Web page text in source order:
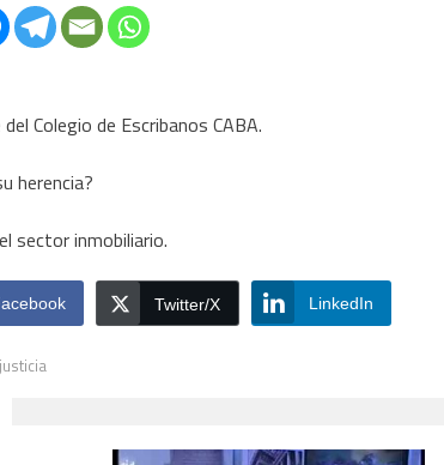
Colegio de Escribanos CABA.
herencia?
sector inmobiliario.
Twitter/X LinkedIn